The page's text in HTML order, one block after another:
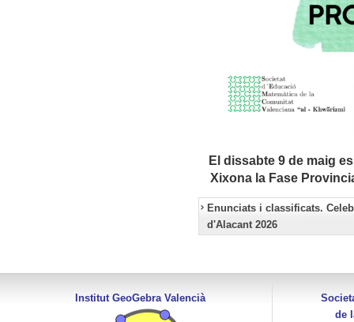
El dissabte 9 de maig
Xixona la Fase
Enunciats i classificats.
d'Alacant 2026
Institut GeoGebra Valencià
de